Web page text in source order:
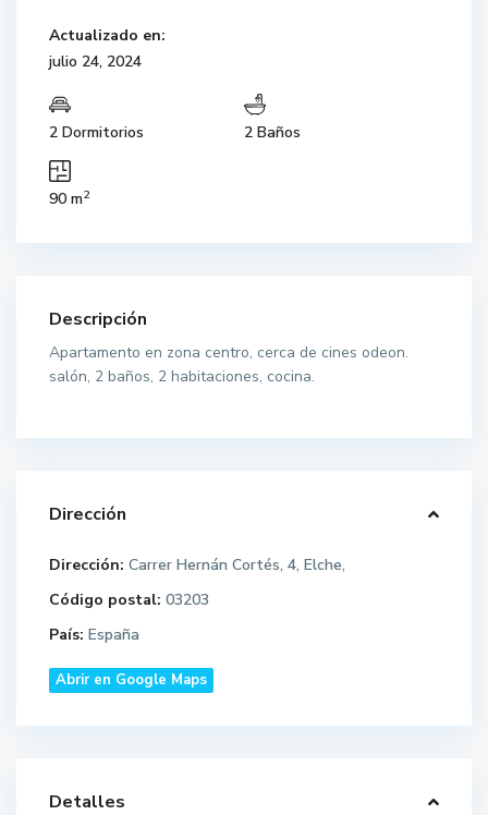
Actualizado en:
julio 24, 2024
2 Dormitorios 2 Baños
90 m2
Descripción
Apartamento en zona centro, cerca de cines odeon.
salón, 2 baños, 2 habitaciones, cocina.
Dirección
Dirección: Carrer Hernán Cortés, 4, Elche,
Código postal: 03203
País: España
Abrir en Google Maps
Detalles